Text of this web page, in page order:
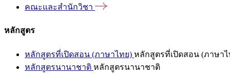
คณะและสำนักวิชา
หลักสูตร
หลักสูตรที่เปิดสอน (ภาษาไทย) หลักสูตรที่เปิดสอน (ภาษาไ
หลักสูตรนานาชาติ หลักสูตรนานาชาติ